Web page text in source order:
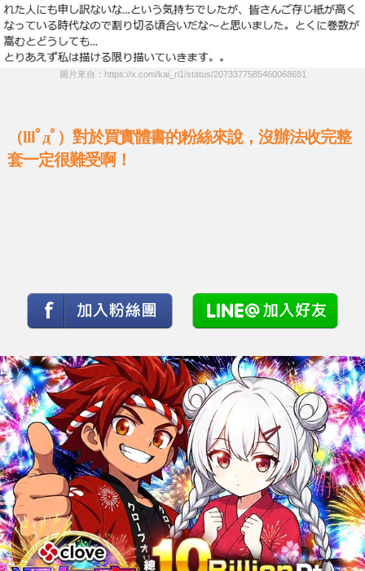
圖片來自：https://x.com/kai_ri1/status/2073377585460068681
（lllﾟдﾟ）對於買實體書的粉絲來說，沒辦法收完整
套一定很難受啊！